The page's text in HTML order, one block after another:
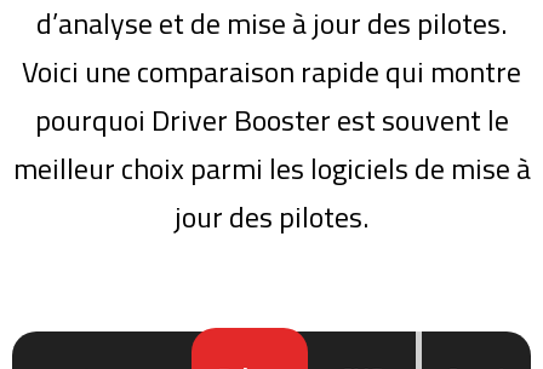
d’analyse et de mise à jour des pilotes.
Voici une comparaison rapide qui montre
pourquoi Driver Booster est souvent le
meilleur choix parmi les logiciels de mise à
jour des pilotes.